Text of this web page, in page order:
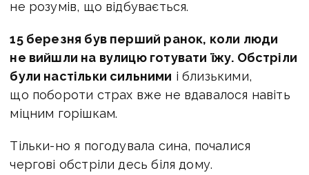
не розумів, що відбувається.
15 березня був перший ранок, коли люди
не вийшли на вулицю готувати їжу. Обстріли
були настільки сильними і близькими,
що побороти страх вже не вдавалося навіть
міцним горішкам.
Тільки-но я погодувала сина, почалися
чергові обстріли десь біля дому.